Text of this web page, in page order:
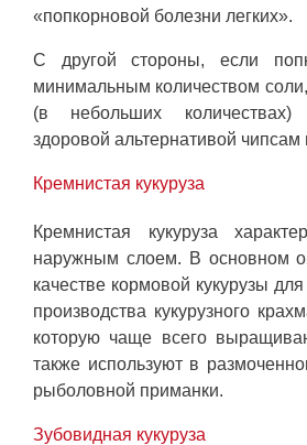
«попкорновой болезни легких».
С другой стороны, если
минимальным количеством
(в небольших количествах)
здоровой альтернативой чипсам
Кремнистая кукуруза
Кремнистая кукуруза
наружным слоем. В основном
качестве кормовой кукурузы
производства кукурузного
которую чаще всего
также используют в
рыболовной приманки.
Зубовидная кукуруза